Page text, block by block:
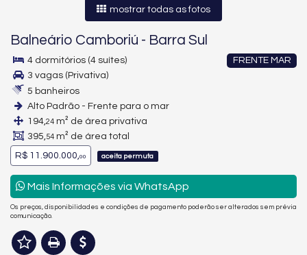
mostrar todas as fotos
Balneário Camboriú - Barra Sul
FRENTE MAR
4 dormitórios (4 suítes)
3 vagas (Privativa)
5 banheiros
Alto Padrão - Frente para o mar
194,24 m² de área privativa
395,54 m² de área total
R$ 11.900.000,00 aceita permuta
Mais Informações via WhatsApp
Os preços, disponibilidades e condições de pagamento poderão ser alterados sem prévia
comunicação.